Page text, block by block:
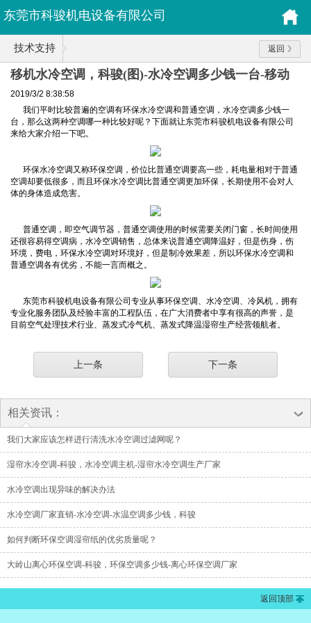
东莞市科骏机电设备有限公司
技术支持 返回
移机水冷空调，科骏(图)-水冷空调多少钱一台-移动
式水冷空调
2019/3/2 8:38:58
我们平时比较普遍的空调有环保水冷空调和普通空调，水冷空调多少钱一
台，那么这两种空调哪一种比较好呢？下面就让东莞市科骏机电设备有限公司
来给大家介绍一下吧。
环保水冷空调又称环保空调，价位比普通空调要高一些，耗电量相对于普通
空调却要低很多，而且环保水冷空调比普通空调更加环保，长期使用不会对人
体的身体造成危害。
普通空调，即空气调节器，普通空调使用的时候需要关闭门窗，长时间使用
还很容易得空调病，水冷空调销售，总体来说普通空调降温好，但是伤身，伤
环境，费电，环保水冷空调对环境好，但是制冷效果差，所以环保水冷空调和
普通空调各有优劣，不能一言而概之。
东莞市科骏机电设备有限公司专业从事环保空调、水冷空调、冷风机，拥有
专业化服务团队及经验丰富的工程队伍，在广大消费者中享有很高的声誉，是
目前空气处理技术行业、蒸发式冷气机、蒸发式降温湿帘生产经营领航者。
上一条 下一条
相关资讯：
我们大家应该怎样进行清洗水冷空调过滤网呢？
湿帘水冷空调-科骏，水冷空调主机-湿帘水冷空调生产厂家
水冷空调出现异味的解决办法
水冷空调厂家直销-水冷空调-水温空调多少钱，科骏
如何判断环保空调湿帘纸的优劣质量呢？
大岭山离心环保空调-科骏，环保空调多少钱-离心环保空调厂家
返回顶部